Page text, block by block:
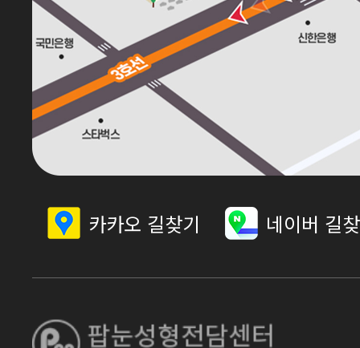
카카오 길찾기 네이버 길